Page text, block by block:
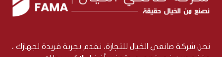
نحن شركة صانعي الخيال للتجارة، نقدم تجربة فريدة لجهازك ،